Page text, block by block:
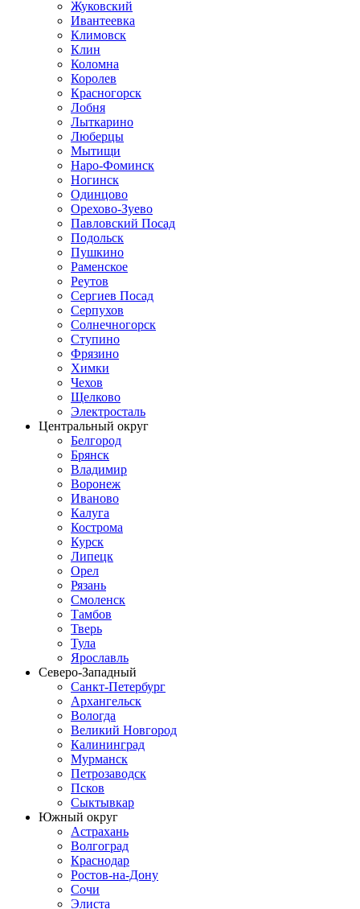
Жуковский
Ивантеевка
Климовск
Клин
Коломна
Королев
Красногорск
Лобня
Лыткарино
Люберцы
Мытищи
Наро-Фоминск
Ногинск
Одинцово
Орехово-Зуево
Павловский Посад
Подольск
Пушкино
Раменское
Реутов
Сергиев Посад
Серпухов
Солнечногорск
Ступино
Фрязино
Химки
Чехов
Щелково
Электросталь
Центральный округ
Белгород
Брянск
Владимир
Воронеж
Иваново
Калуга
Кострома
Курск
Липецк
Орел
Рязань
Смоленск
Тамбов
Тверь
Тула
Ярославль
Северо-Западный
Санкт-Петербург
Архангельск
Вологда
Великий Новгород
Калининград
Мурманск
Петрозаводск
Псков
Сыктывкар
Южный округ
Астрахань
Волгоград
Краснодар
Ростов-на-Дону
Сочи
Элиста